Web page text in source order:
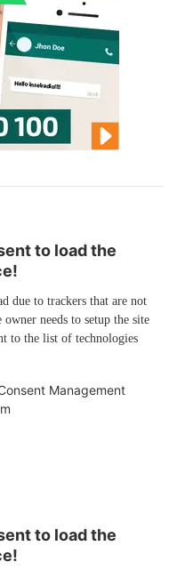
to load the
due to trackers that are not
needs to setup the site
to the list of technologies
Management
to load the